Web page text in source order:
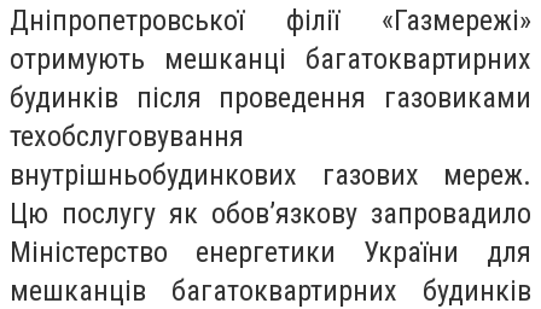
Дніпропетровської філії «Газмережі»
отримують мешканці багатоквартирних
будинків після проведення газовиками
техобслуговування
внутрішньобудинкових газових мереж.
Цю послугу як обов’язкову запровадило
Міністерство енергетики України для
мешканців багатоквартирних будинків